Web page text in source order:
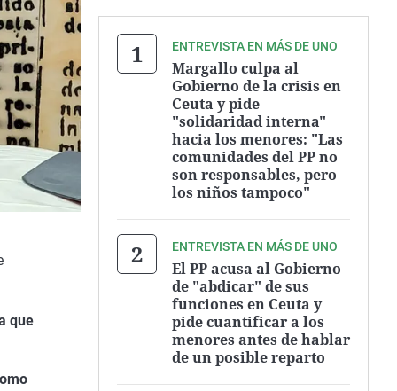
que
ENTREVISTA EN MÁS DE UNO
Margallo culpa al
Gobierno de la crisis en
Ceuta y pide
"solidaridad interna"
hacia los menores: "Las
comunidades del PP no
son responsables, pero
los niños tampoco"
ENTREVISTA EN MÁS DE UNO
El PP acusa al Gobierno
de "abdicar" de sus
funciones en Ceuta y
pide cuantificar a los
menores antes de hablar
de un posible reparto